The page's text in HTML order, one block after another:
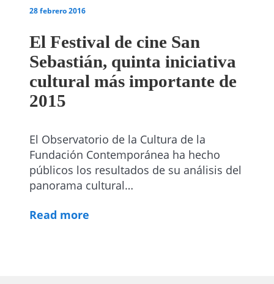
28 febrero 2016
El Festival de cine San
Sebastián, quinta iniciativa
cultural más importante de
2015
El Observatorio de la Cultura de la
Fundación Contemporánea ha hecho
públicos los resultados de su análisis del
panorama cultural…
Read more